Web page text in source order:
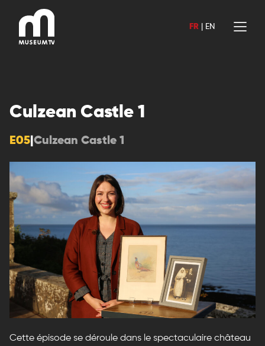
contenu
FR EN
Culzean Castle 1
E05 Culzean Castle 1
Cette épisode se déroule dans le spectaculaire château